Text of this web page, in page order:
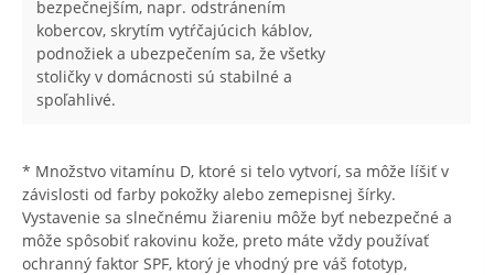
bezpečnejším, napr. odstránením
kobercov, skrytím vytŕčajúcich káblov,
podnožiek a ubezpečením sa, že všetky
stoličky v domácnosti sú stabilné a
spoľahlivé.
* Množstvo vitamínu D, ktoré si telo vytvorí, sa môže líšiť v
závislosti od farby pokožky alebo zemepisnej šírky.
Vystavenie sa slnečnému žiareniu môže byť nebezpečné a
môže spôsobiť rakovinu kože, preto máte vždy používať
ochranný faktor SPF, ktorý je vhodný pre váš fototyp,